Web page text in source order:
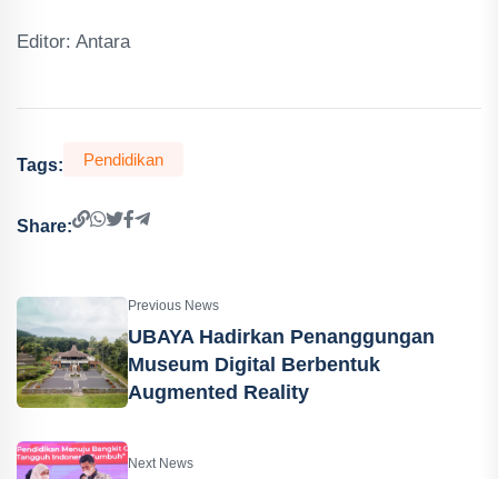
Editor: Antara
Tags: Pendidikan
Share:
Previous News
UBAYA Hadirkan Penanggungan
Museum Digital Berbentuk
Augmented Reality
Next News